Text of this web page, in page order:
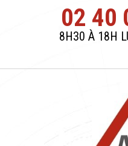
02 40
8H30 À 18H